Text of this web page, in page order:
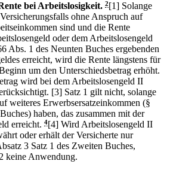
bei Arbeitslosigkeit. 2[1] Solange
ohne Anspruch auf
sind und die Rente
oder dem Arbeitslosengeld
Abs. 1 des Neunten Buches ergebenden
erreicht, wird die Rente längstens für
um den Unterschiedsbetrag erhöht.
wird bei dem Arbeitslosengeld II
[3] Satz 1 gilt nicht, solange
weiteres Erwerbsersatzeinkommen (§
haben, das zusammen mit der
erreicht. 4[4] Wird Arbeitslosengeld II
oder erhält der Versicherte nur
3 Satz 1 des Zweiten Buches,
keine Anwendung.